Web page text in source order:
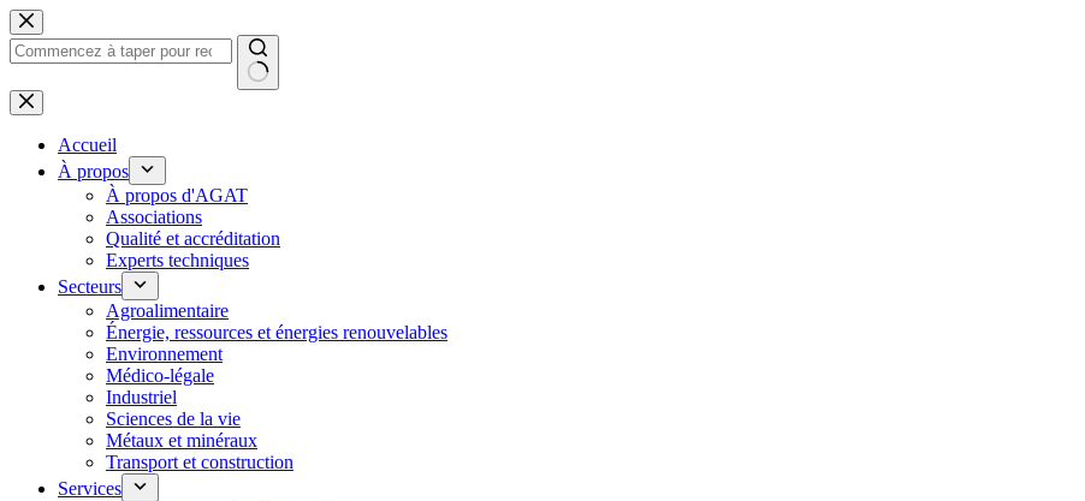
Passer
au
contenu
Aucun
résultat
Accueil
À propos
À propos d'AGAT
Associations
Qualité et accréditation
Experts techniques
Secteurs
Agroalimentaire
Énergie, ressources et énergies renouvelables
Environnement
Médico-légale
Industriel
Sciences de la vie
Métaux et minéraux
Transport et construction
Services